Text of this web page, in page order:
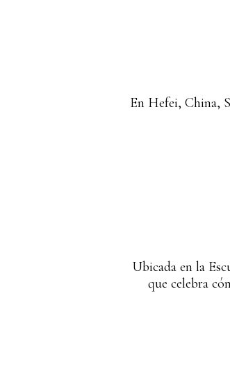
En Hefei, China,
Ubicada en la
que celebra